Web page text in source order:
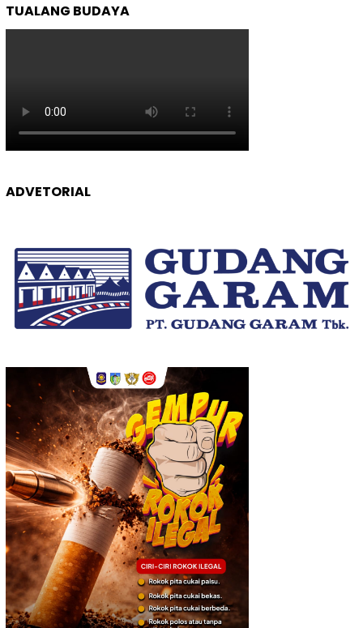
TUALANG BUDAYA
ADVETORIAL